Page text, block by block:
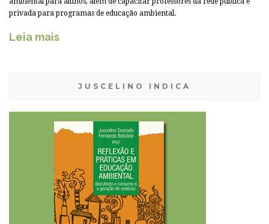
privada para programas de educação ambiental.
Leia mais
JUSCELINO INDICA